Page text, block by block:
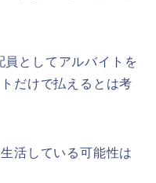
としてアルバイトを
だけで払えるとは考
活している可能性は